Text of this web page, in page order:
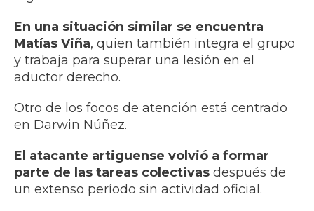
En una situación similar se encuentra
Matías Viña, quien también integra el grupo
y trabaja para superar una lesión en el
aductor derecho.
Otro de los focos de atención está centrado
en Darwin Núñez.
El atacante artiguense volvió a formar
parte de las tareas colectivas después de
un extenso período sin actividad oficial.